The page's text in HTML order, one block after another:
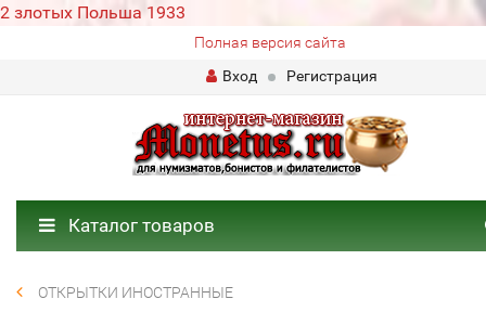
2 злотых Польша 1933
Полная версия сайта
Вход
Регистрация
Каталог товаров
ОТКРЫТКИ ИНОСТРАННЫЕ